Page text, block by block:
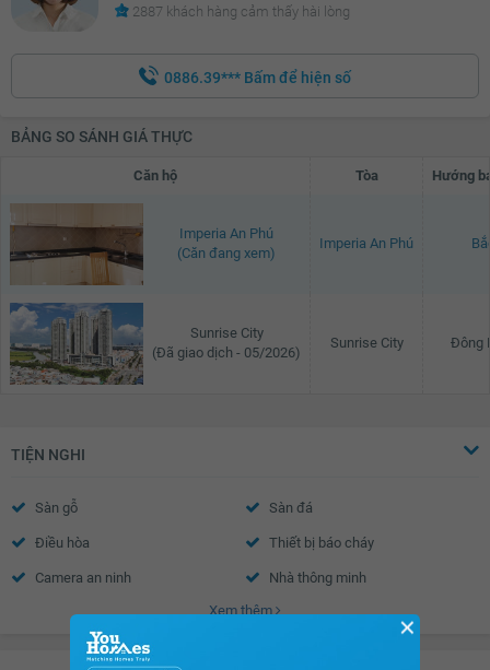
2887 khách hàng cảm thấy hài lòng
0886.39*** Bấm để hiện số
BẢNG SO SÁNH GIÁ THỰC
Căn hộ Tòa Hướng
Imperia An Phú
(Căn đang xem)
Imperia An Phú
Sunrise City
(Đã giao dịch - 05/2026)
Sunrise City Đông
TIỆN NGHI
Sàn gỗ Sàn đá
Điều hòa Thiết bị báo cháy
Camera an ninh Nhà thông minh
Truyền hình Cáp
Nước nóng
Xem thêm
✕